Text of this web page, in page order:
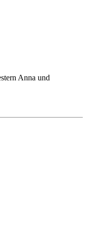
Anna und